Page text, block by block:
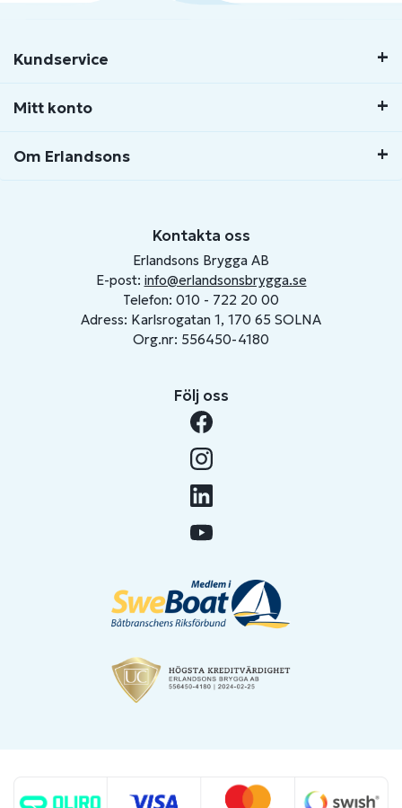
Kundservice
Mitt konto
Om Erlandsons
Kontakta oss
Erlandsons Brygga AB
E-post: info@erlandsonsbrygga.se
Telefon: 010 - 722 20 00
Adress: Karlsrogatan 1, 170 65 SOLNA
Org.nr: 556450-4180
Följ oss